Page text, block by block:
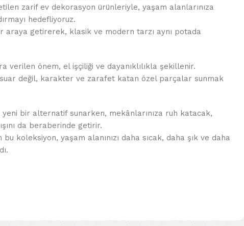
zarif ev dekorasyon ürünleriyle, yaşam alanlarınıza
hedefliyoruz.
araya getirerek, klasik ve modern tarzı aynı potada
verilen önem, el işçiliği ve dayanıklılıkla şekillenir.
değil, karakter ve zarafet katan özel parçalar sunmak
bir alternatif sunarken, mekânlarınıza ruh katacak,
da beraberinde getirir.
koleksiyon, yaşam alanınızı daha sıcak, daha şık ve daha